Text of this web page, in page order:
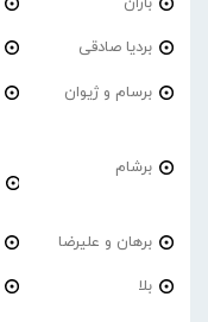
بردیا صادقی
برسام و ژیوان
برشام
برهان و علیرضا
بلا